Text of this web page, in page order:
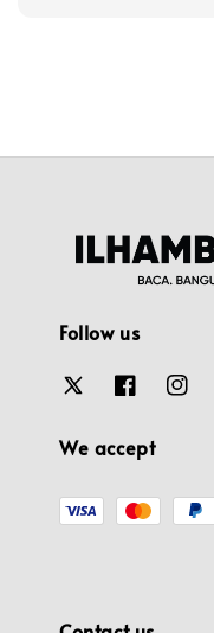
Follow us
We accept